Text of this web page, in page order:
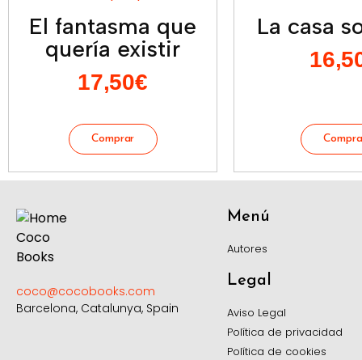
El fantasma que
quería existir
17,50€
La casa
coco@cocobooks.com
Barcelona, Catalunya, Spain
Menú
Autores
Legal
Aviso Legal
Política de privacidad
Política de cookies